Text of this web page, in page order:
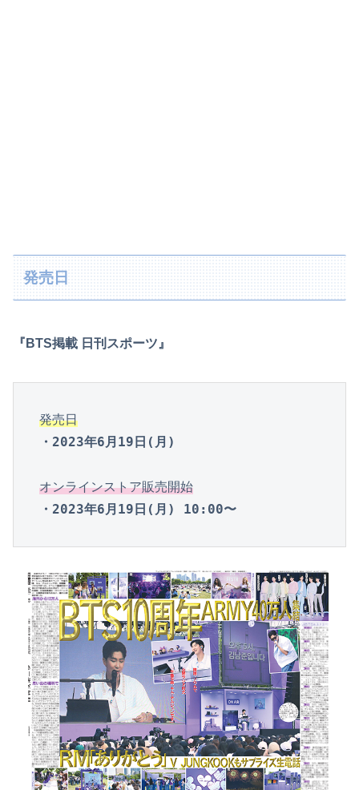
発売日
『BTS掲載 日刊スポーツ』
発売日
・2023年6月19日(月)
オンラインストア販売開始
・2023年6月19日(月) 10:00〜